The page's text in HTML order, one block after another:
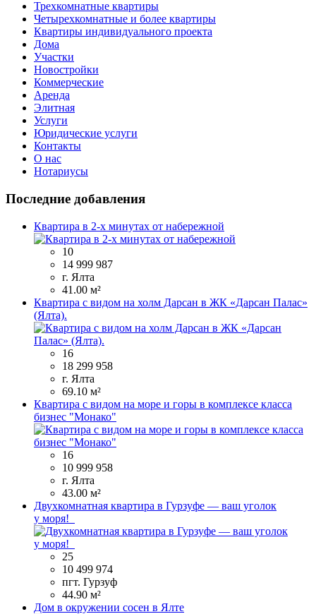
Трехкомнатные квартиры
Четырехкомнатные и более квартиры
Квартиры индивидуального проекта
Дома
Участки
Новостройки
Коммерческие
Аренда
Элитная
Услуги
Юридические услуги
Контакты
О нас
Нотариусы
Последние добавления
Квартира в 2-х минутах от набережной
10
14 999 987
г. Ялта
41.00 м²
Квартира с видом на холм Дарсан в ЖК «Дарсан Палас»
(Ялта).
16
18 299 958
г. Ялта
69.10 м²
Квартира с видом на море и горы в комплексе класса
бизнес "Монако"
16
10 999 958
г. Ялта
43.00 м²
Двухкомнатная квартира в Гурзуфе — ваш уголок
у моря!
25
10 499 974
пгт. Гурзуф
44.90 м²
Дом в окружении сосен в Ялте